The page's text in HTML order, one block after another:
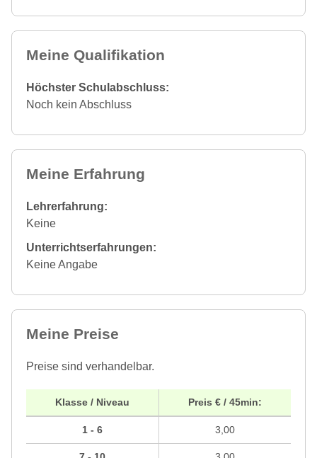
Meine Qualifikation
Höchster Schulabschluss:
Noch kein Abschluss
Meine Erfahrung
Lehrerfahrung:
Keine
Unterrichtserfahrungen:
Keine Angabe
Meine Preise
Preise sind verhandelbar.
Klasse / Niveau
1 - 6
Preis € / 45min:
3,00